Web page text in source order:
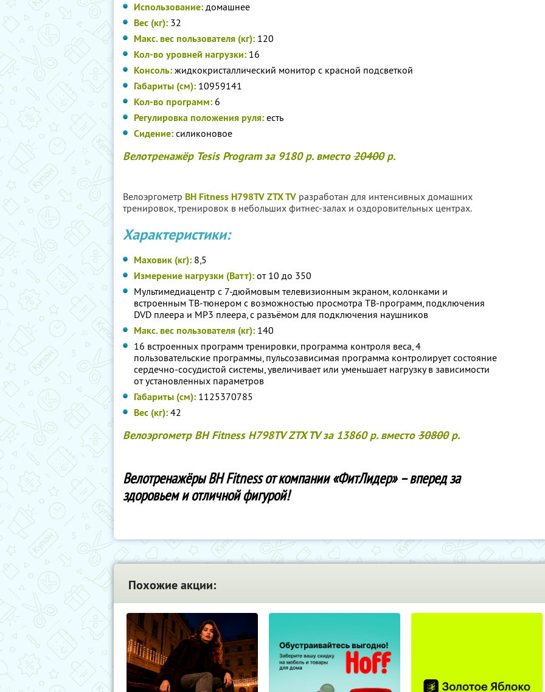
Использование: домашнее
Вес (кг): 32
Макс. вес пользователя (кг): 120
Кол-во уровней нагрузки: 16
Консоль: жидкокристаллический монитор с красной подсветкой
Габариты (см): 10959141
Кол-во программ: 6
Регулировка положения руля: есть
Сидение: силиконовое
Велотренажёр Tesis Program за 9180р. вместо20400р.
Велоэргометр BH Fitness H798TV ZTX TV разработан для интенсивных домашних
тренировок, тренировок в небольших фитнес-залах и оздоровительных центрах.
Характеристики:
Маховик (кг): 8,5
Измерение нагрузки (Ватт): от 10 до 350
Мультимедиацентр с 7-дюймовым телевизионным экраном, колонками и
встроенным ТВ-тюнером с возможностью просмотра ТВ-программ, подключения
DVD плеера и MP3 плеера, с разъёмом для подключения наушников
Макс. вес пользователя (кг): 140
16 встроенных программ тренировки, программа контроля веса, 4
пользовательские программы, пульсозависимая программа контролирует состояние
сердечно-сосудистой системы, увеличивает или уменьшает нагрузку в зависимости
от установленных параметров
Габариты (см): 1125370785
Вес (кг): 42
Велоэргометр BH Fitness H798TV ZTX TV за 13860р. вместо30800р.
Велотренажёры BH Fitness от компании «ФитЛидер» – вперед за
здоровьем и отличной фигурой!
Похожие акции: